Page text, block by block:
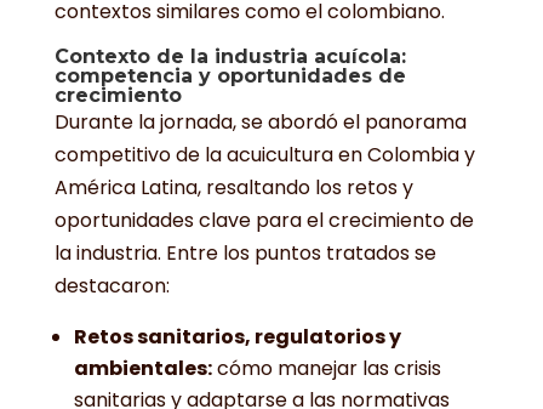
contextos similares como el colombiano.
Contexto de la industria acuícola:
competencia y oportunidades de
crecimiento
Durante la jornada, se abordó el panorama
competitivo de la acuicultura en Colombia y
América Latina, resaltando los retos y
oportunidades clave para el crecimiento de
la industria. Entre los puntos tratados se
destacaron:
Retos sanitarios, regulatorios y
ambientales:cómo manejar las crisis
sanitarias y adaptarse a las normativas